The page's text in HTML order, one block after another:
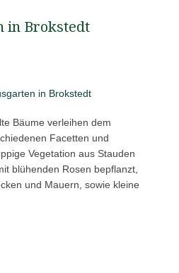
in Brokstedt
Bäume verleihen dem
Facetten und
Vegetation aus Stauden
blühenden Rosen bepflanzt,
und Mauern, sowie kleine